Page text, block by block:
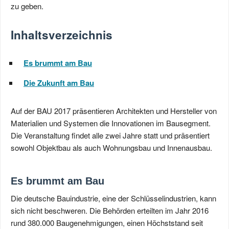
zu geben.
Inhaltsverzeichnis
Es brummt am Bau
Die Zukunft am Bau
Auf der BAU 2017 präsentieren Architekten und Hersteller von
Materialien und Systemen die Innovationen im Bausegment.
Die Veranstaltung findet alle zwei Jahre statt und präsentiert
sowohl Objektbau als auch Wohnungsbau und Innenausbau.
Es brummt am Bau
Die deutsche Bauindustrie, eine der Schlüsselindustrien, kann
sich nicht beschweren. Die Behörden erteilten im Jahr 2016
rund 380.000 Baugenehmigungen, einen Höchststand seit